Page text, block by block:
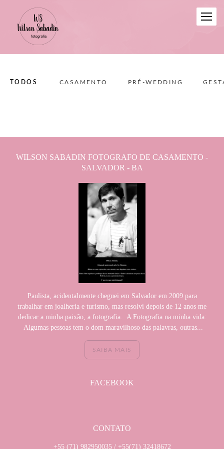
TODOS CASAMENTO PRÉ-WEDDING
WILSON SABADIN FOTOGRAFO DE CASAMENTO -
SALVADOR - BA
Paulista, acidentalmente cheguei em Salvador em 2009 para
trabalhar em joalheria e turismo, mas resolvi depois de 12 anos me
dedicar a minha paixão; a fotografia. A Fotografia na minha vida:
Algumas pessoas tem o dom maravilhoso das palavras, outras...
SAIBA MAIS
FACEBOOK
CONTATO
+55 (71) 982950035 / +55(71) 32418672